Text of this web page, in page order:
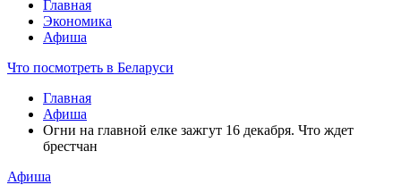
Главная
Экономика
Афиша
Что посмотреть в Беларуси
Главная
Афиша
Огни на главной елке зажгут 16 декабря. Что ждет
брестчан
Афиша